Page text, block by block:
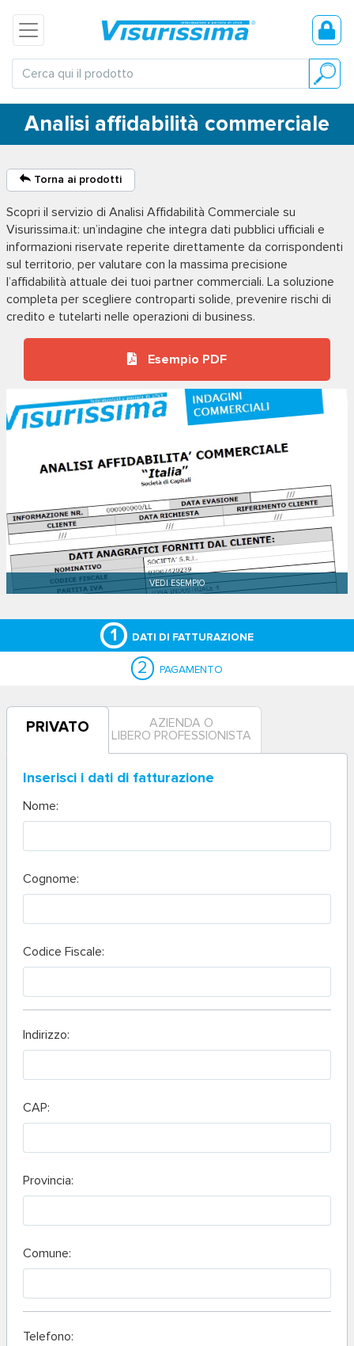
Analisi affidabilità commerciale
Torna ai prodotti
Scopri il servizio di Analisi Affidabilità Commerciale su
Visurissima.it: un’indagine che integra dati pubblici ufficiali e
informazioni riservate reperite direttamente da corrispondenti
sul territorio, per valutare con la massima precisione
l’affidabilità attuale dei tuoi partner commerciali. La soluzione
completa per scegliere controparti solide, prevenire rischi di
credito e tutelarti nelle operazioni di business.
Esempio PDF
1 DATI DI FATTURAZIONE
2 PAGAMENTO
PRIVATO
AZIENDA O
LIBERO PROFESSIONISTA
Inserisci i dati di fatturazione
Nome:
Cognome:
Codice Fiscale:
Indirizzo:
CAP:
Provincia:
Comune:
Telefono: